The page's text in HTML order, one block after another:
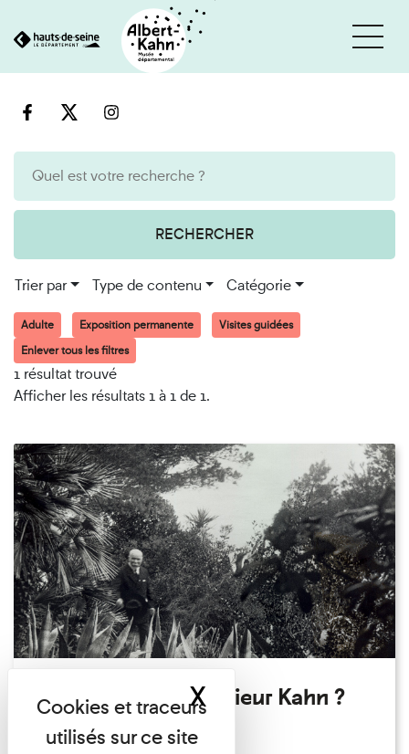
au
RECHERCHER
Trier par Type de contenu Catégorie
Adulte Exposition permanente
Visites guidées
Enlever tous les filtres
1 résultat trouvé
Afficher les résultats 1 à 1 de 1.
Qui êtes-vous Monsieur Kahn ?
Exposition permanente
Cookies et traceurs utilisés sur ce site
XMasquer le